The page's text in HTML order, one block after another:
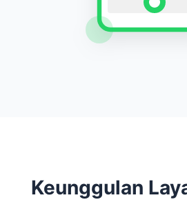
Keunggulan